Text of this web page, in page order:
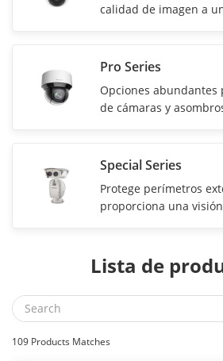
calidad de imagen a
Pro Series
Opciones abundantes
de cámaras y
Special Series
Protege perímetros
proporciona una
Lista de
109 Products Matches